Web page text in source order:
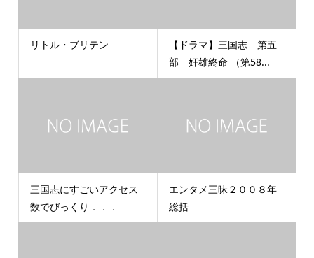
リトル・ブリテン
【ドラマ】三国志 第五
部 奸雄終命 （第58...
三国志にすごいアクセス
数でびっくり．．．
エンタメ三昧２００８年
総括